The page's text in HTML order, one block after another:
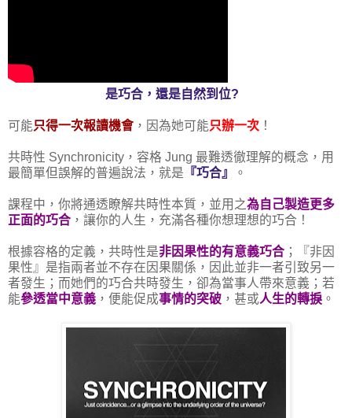
是巧合，還是自然到位?
可能只得一次報讀機會，因為她可能只辦一次 ！
共時性 Synchronicity，容格 Jung 最難透徹理解的概念，用
最簡單但誤解的普遍說法，就是 『巧合』 。
課程中，你將通透瞭解共時性本質，並用之為自己製造更多
正面的巧合 ，讓你的人生，充滿各種你想理想的巧合！
根據容格的定義，共時性是非因果性的有意義巧合 ；『非因
果性』是指兩者並不存在因果關係，因此並非一者引致另一
者發生；而她們的巧合共時發生，卻為當事人帶來意義；若
能參透當中意義 ，便能促成事情的突破 ，甚或人生的轉捩 。